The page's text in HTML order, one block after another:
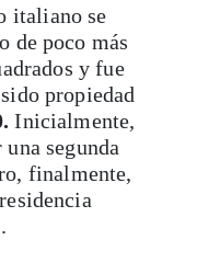
italiano se
de poco más
y fue
propiedad
Inicialmente,
una segunda
finalmente,
las guías más